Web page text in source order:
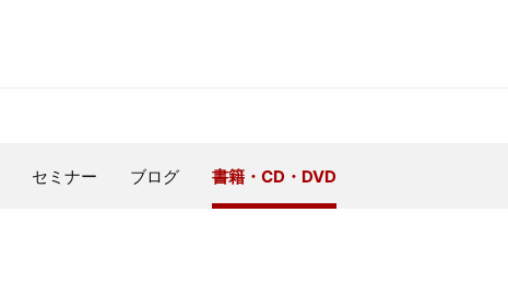
セミナー ブログ 書籍・CD・DVD